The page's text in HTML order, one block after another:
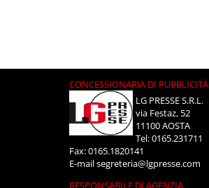
CONCESSIONARIA DI PUBBLICITÀ
LG PRESSE S.R.L.
via Festaz, 52
11100 AOSTA
Tel: 0165.231711
Fax: 0165.1820141
E-mailsegreteria@lgpresse.com